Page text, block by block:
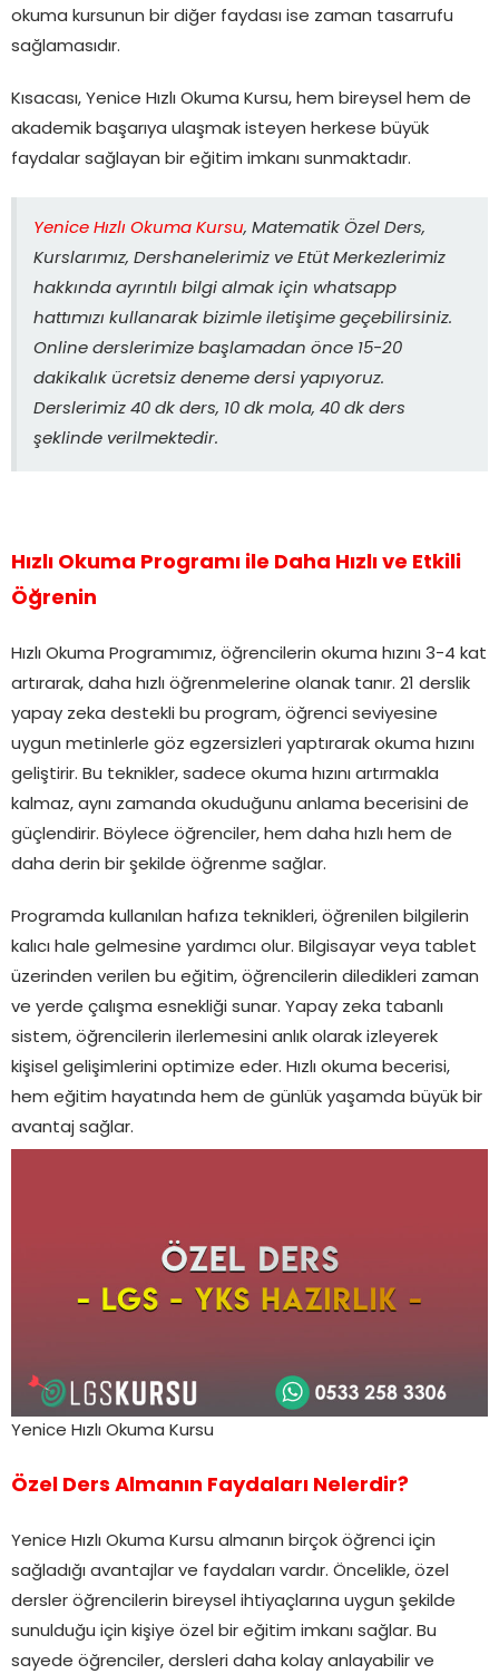
okuma kursunun bir diğer faydası ise zaman tasarrufu
sağlamasıdır.
Kısacası, Yenice Hızlı Okuma Kursu, hem bireysel hem de
akademik başarıya ulaşmak isteyen herkese büyük
faydalar sağlayan bir eğitim imkanı sunmaktadır.
Yenice Hızlı Okuma Kursu, Matematik Özel Ders,
Kurslarımız, Dershanelerimiz ve Etüt Merkezlerimiz
hakkında ayrıntılı bilgi almak için whatsapp
hattımızı kullanarak bizimle iletişime geçebilirsiniz.
Online derslerimize başlamadan önce 15-20
dakikalık ücretsiz deneme dersi yapıyoruz.
Derslerimiz 40 dk ders, 10 dk mola, 40 dk ders
şeklinde verilmektedir.
Hızlı Okuma Programı ile Daha Hızlı ve Etkili
Öğrenin
Hızlı Okuma Programımız, öğrencilerin okuma hızını 3-4 kat
artırarak, daha hızlı öğrenmelerine olanak tanır. 21 derslik
yapay zeka destekli bu program, öğrenci seviyesine
uygun metinlerle göz egzersizleri yaptırarak okuma hızını
geliştirir. Bu teknikler, sadece okuma hızını artırmakla
kalmaz, aynı zamanda okuduğunu anlama becerisini de
güçlendirir. Böylece öğrenciler, hem daha hızlı hem de
daha derin bir şekilde öğrenme sağlar.
Programda kullanılan hafıza teknikleri, öğrenilen bilgilerin
kalıcı hale gelmesine yardımcı olur. Bilgisayar veya tablet
üzerinden verilen bu eğitim, öğrencilerin diledikleri zaman
ve yerde çalışma esnekliği sunar. Yapay zeka tabanlı
sistem, öğrencilerin ilerlemesini anlık olarak izleyerek
kişisel gelişimlerini optimize eder. Hızlı okuma becerisi,
hem eğitim hayatında hem de günlük yaşamda büyük bir
avantaj sağlar.
Yenice Hızlı Okuma Kursu
Özel Ders Almanın Faydaları Nelerdir?
Yenice Hızlı Okuma Kursu almanın birçok öğrenci için
sağladığı avantajlar ve faydaları vardır. Öncelikle, özel
dersler öğrencilerin bireysel ihtiyaçlarına uygun şekilde
sunulduğu için kişiye özel bir eğitim imkanı sağlar. Bu
sayede öğrenciler, dersleri daha kolay anlayabilir ve